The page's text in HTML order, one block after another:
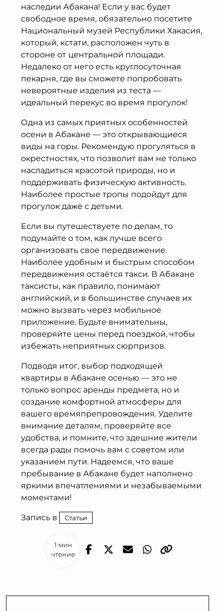
1 мин
чтение
наследии Абакана! Если у вас будет
свободное время, обязательно посетите
Национальный музей Республики Хакасия,
который, кстати, расположен чуть в
стороне от центральной площади.
Недалеко от него есть круглосуточная
пекарня, где вы сможете попробовать
невероятные изделия из теста —
идеальный перекус во время прогулок!
Одна из самых приятных особенностей
осени в Абакане — это открывающиеся
виды на горы. Рекомендую прогуляться в
окрестностях, что позволит вам не только
насладиться красотой природы, но и
поддерживать физическую активность.
Наиболее простые тропы подойдут для
прогулок даже с детьми.
Если вы путешествуете по делам, то
подумайте о том, как лучше всего
организовать свое передвижение.
Наиболее удобным и быстрым способом
передвижения остаётся такси. В Абакане
таксисты, как правило, понимают
английский, и в большинстве случаев их
можно вызвать через мобильное
приложение. Будьте внимательны,
проверяйте цены перед поездкой, чтобы
избежать неприятных сюрпризов.
Подводя итог, выбор подходящей
квартиры в Абакане осенью — это не
только вопрос аренды предмета, но и
создание комфортной атмосферы для
вашего времяпрепровождения. Уделите
внимание деталям, проверяйте все
удобства, и помните, что здешние жители
всегда рады помочь вам с советом или
указанием пути. Надеемся, что ваше
пребывание в Абакане будет наполнено
яркими впечатлениями и незабываемыми
моментами!
Запись в Статьи